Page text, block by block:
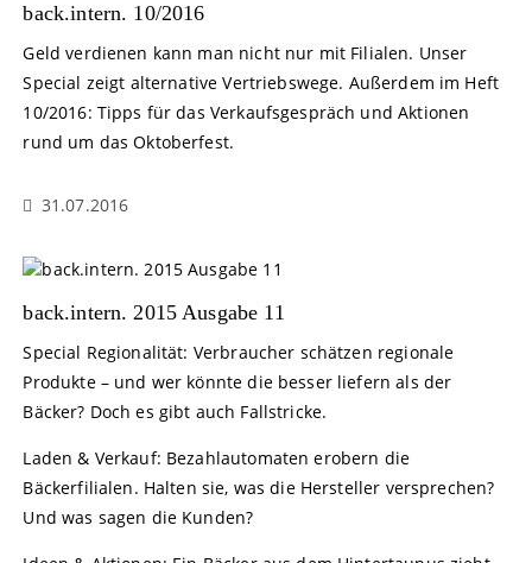
back.intern. 10/2016
Geld verdienen kann man nicht nur mit Filialen. Unser
Special zeigt alternative Vertriebswege. Außerdem im Heft
10/2016: Tipps für das Verkaufsgespräch und Aktionen
rund um das Oktoberfest.
31.07.2016
back.intern. 2015 Ausgabe 11
Special Regionalität: Verbraucher schätzen regionale
Produkte – und wer könnte die besser liefern als der
Bäcker? Doch es gibt auch Fallstricke.
Laden & Verkauf: Bezahlautomaten erobern die
Bäckerfilialen. Halten sie, was die Hersteller versprechen?
Und was sagen die Kunden?